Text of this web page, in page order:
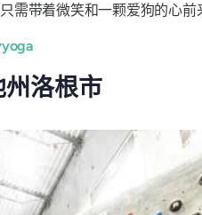
需带着微笑和一颗爱狗的心前
洛根市